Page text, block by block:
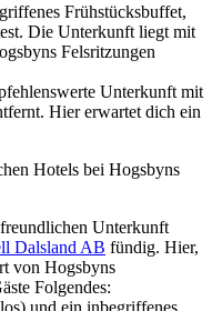
Frühstücksbuffet,
Die Unterkunft liegt mit
Felsritzungen
Unterkunft mit
Hier erwartet dich ein
Hotels bei Hogsbyns
Unterkunft
Dalsland AB fündig. Hier,
von Hogsbyns
Folgendes:
und ein inbegriffenes